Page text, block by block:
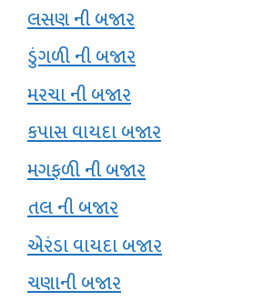
લસણ ની બજાર
ડુંગળી ની બજાર
મરચા ની બજાર
કપાસ વાયદા બજાર
મગફળી ની બજાર
તલ ની બજાર
એરંડા વાયદા બજાર
ચણાની બજાર